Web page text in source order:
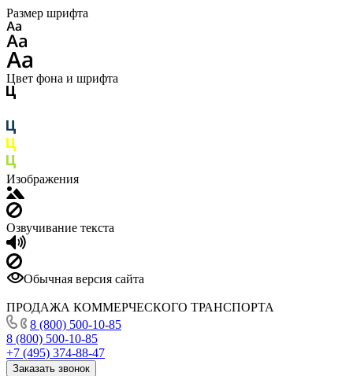
Размер шрифта
Цвет фона и шрифта
Изображения
Озвучивание текста
Обычная версия сайта
ПРОДАЖА КОММЕРЧЕСКОГО ТРАНСПОРТА
8 (800) 500-10-85
8 (800) 500-10-85
+7 (495) 374-88-47
Заказать звонок